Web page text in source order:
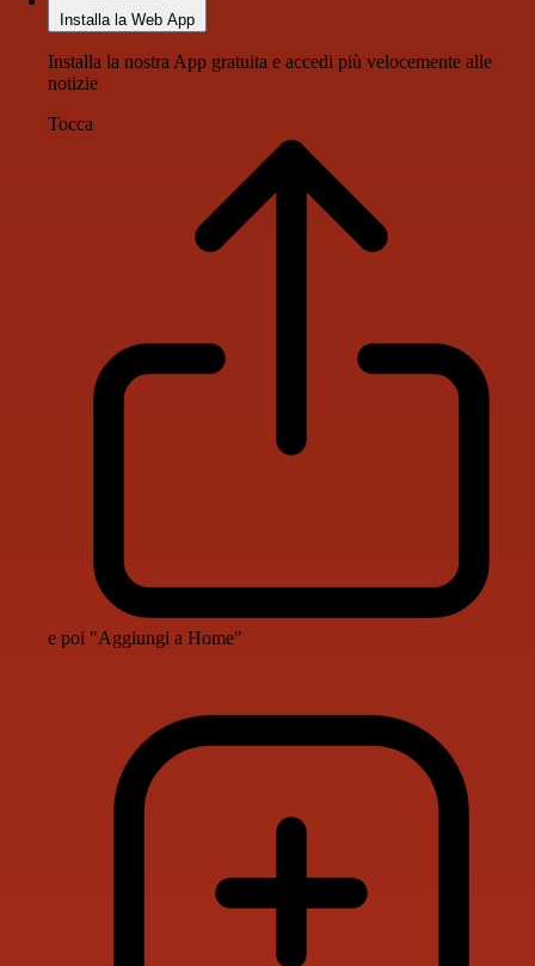
Installa la Web App
Installa la nostra App gratuita e accedi più velocemente alle
notizie
Tocca
e poi "Aggiungi a Home"